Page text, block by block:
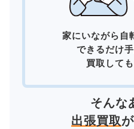
家にいながら自
できるだけ
買取して
そんな
出張買取